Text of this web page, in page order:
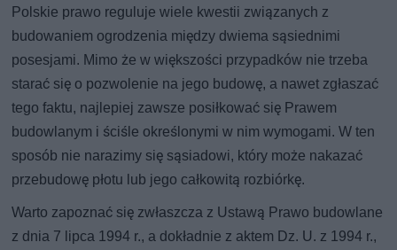
Polskie prawo reguluje wiele kwestii związanych z
budowaniem ogrodzenia między dwiema sąsiednimi
posesjami. Mimo że w większości przypadków nie trzeba
starać się o pozwolenie na jego budowę, a nawet zgłaszać
tego faktu, najlepiej zawsze posiłkować się Prawem
budowlanym i ściśle określonymi w nim wymogami. W ten
sposób nie narazimy się sąsiadowi, który może nakazać
przebudowę płotu lub jego całkowitą rozbiórkę.
Warto zapoznać się zwłaszcza z Ustawą Prawo budowlane
z dnia 7 lipca 1994 r., a dokładnie z aktem Dz. U. z 1994 r.,